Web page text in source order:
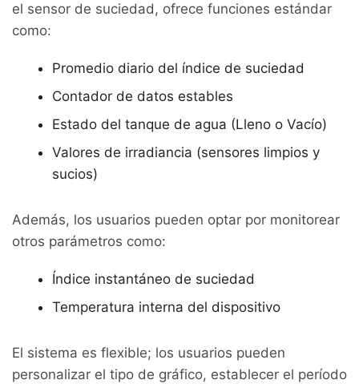
el sensor de suciedad, ofrece funciones estándar
como:
Promedio diario del índice de suciedad
Contador de datos estables
Estado del tanque de agua (Lleno o Vacío)
Valores de irradiancia (sensores limpios y
sucios)
Además, los usuarios pueden optar por monitorear
otros parámetros como:
Índice instantáneo de suciedad
Temperatura interna del dispositivo
El sistema es flexible; los usuarios pueden
personalizar el tipo de gráfico, establecer el período